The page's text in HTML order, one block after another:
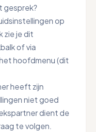
gesprek?
op
zie je dit
of via
hoofdmenu (dit
heeft zijn
niet goed
dient de
te volgen.